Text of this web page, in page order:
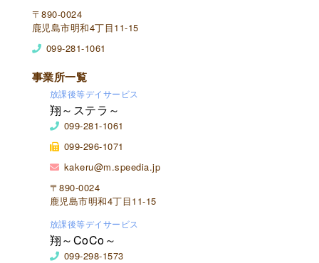
〒890-0024
鹿児島市明和4丁目11-15
099-281-1061
事業所一覧
放課後等デイサービス
翔～ステラ～
099-281-1061
099-296-1071
kakeru@m.speedia.jp
〒890-0024
鹿児島市明和4丁目11-15
放課後等デイサービス
翔～CoCo～
099-298-1573